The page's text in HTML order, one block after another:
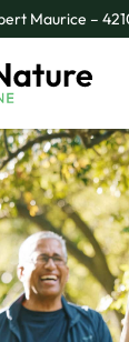
Maurice –